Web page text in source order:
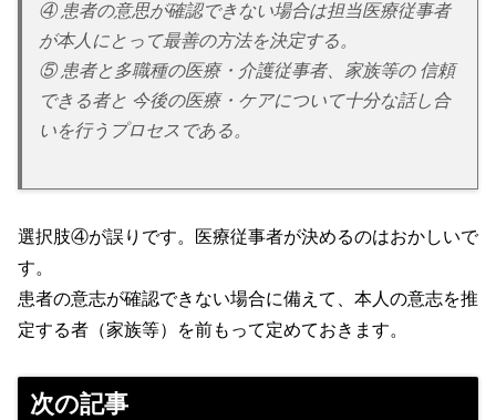
④ 患者の意思が確認できない場合は担当医療従事者
が本人にとって最善の方法を決定する。
⑤ 患者と多職種の医療・介護従事者、家族等の 信頼
できる者と 今後の医療・ケアについて十分な話し合
いを行うプロセスである。
選択肢④が誤りです。医療従事者が決めるのはおかしいで
す。
患者の意志が確認できない場合に備えて、本人の意志を推
定する者（家族等）を前もって定めておきます。
次の記事